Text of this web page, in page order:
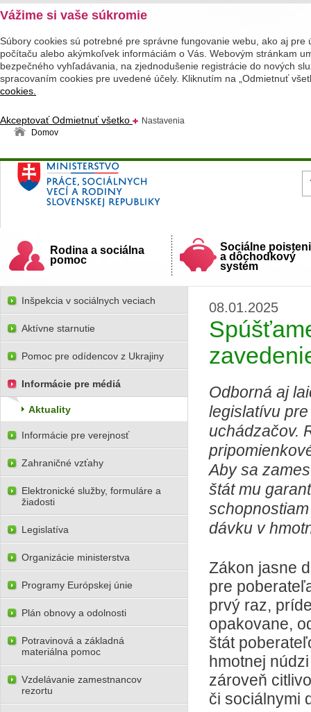
Vážime si vaše súkromie
Súbory cookies sú potrebné pre správne fungovanie webu, ako aj
počítaču alebo akýmkoľvek informáciám o Vás. Webovým stránkam
bezpečného vyhľadávania, na zjednodušenie registrácie do nových
spracovaním cookies pre uvedené účely. Kliknutím na „Odmietnuť
cookies.
AkceptovaťOdmietnuť všetko
Nastavenia
Domov
Ministerstvo práce, sociálnych vecí a rodiny
Slovenskej republiky
Rodina a sociálna
pomoc
Sociálne
a dôchodkový
systém
08.01.2025
Odborná aj
legislatívu
uchádzačov.
Aby sa
štát mu
dávku v
Zákon jasne
pre
prvý raz,
opakovane,
štát
hmotnej
zároveň
či sociálnymi
Inšpekcia v sociálnych veciach
Aktívne starnutie
Pomoc pre odídencov z Ukrajiny
Informácie pre médiá
Aktuality
Informácie pre verejnosť
Zahraničné vzťahy
Elektronické služby, formuláre a
žiadosti
Legislatíva
Organizácie ministerstva
Programy Európskej únie
Plán obnovy a odolnosti
Potravinová a základná
materiálna pomoc
Vzdelávanie zamestnancov
rezortu